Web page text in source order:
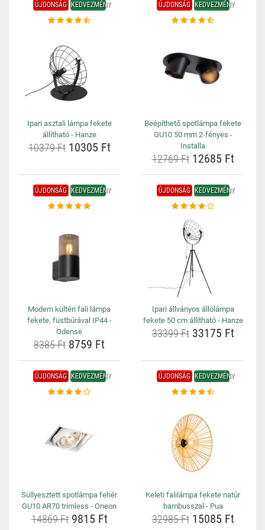
ÚJDONSÁG KEDVEZMÉNY
Ipari asztali lámpa fekete
állítható - Hanze
10379 Ft10305 Ft
ÚJDONSÁG KEDVEZMÉNY
Beépíthető spotlámpa fekete
GU10 50 mm 2-fényes -
Installa
12769 Ft12685 Ft
ÚJDONSÁG KEDVEZMÉNY
Modern kültéri fali lámpa
fekete, füstbúrával IP44 -
Odense
8385 Ft 8759 Ft
ÚJDONSÁG KEDVEZMÉNY
Ipari állványos állólámpa
fekete 50 cm állítható - Hanze
33399 Ft33175 Ft
ÚJDONSÁG KEDVEZMÉNY
Süllyesztett spotlámpa fehér
GU10 AR70 trimless - Oneon
14869 Ft9815 Ft
ÚJDONSÁG KEDVEZMÉNY
Keleti falilámpa fekete natúr
bambusszal - Pua
32985 Ft15085 Ft